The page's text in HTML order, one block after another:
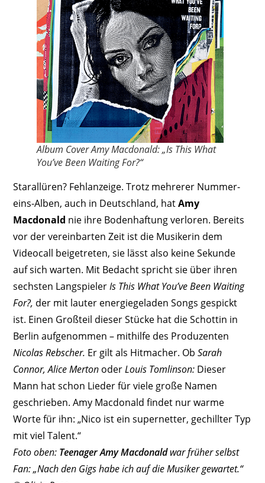
Album Cover Amy Macdonald: „Is This What
You’ve Been Waiting For?“
Starallüren? Fehlanzeige. Trotz mehrerer Nummer-
eins-Alben, auch in Deutschland, hatAmy
Macdonald nie ihre Bodenhaftung verloren. Bereits
vor der vereinbarten Zeit ist die Musikerin dem
Videocall beigetreten, sie lässt also keine Sekunde
auf sich warten. Mit Bedacht spricht sie über ihren
sechsten LangspielerIs This What You’ve Been Waiting
For?, der mit lauter energiegeladen Songs gespickt
ist. Einen Großteil dieser Stücke hat die Schottin in
Berlin aufgenommen – mithilfe des Produzenten
Nicolas Rebscher. Er gilt als Hitmacher. ObSarah
Connor, Alice Merton oderLouis Tomlinson: Dieser
Mann hat schon Lieder für viele große Namen
geschrieben. Amy Macdonald findet nur warme
Worte für ihn: „Nico ist ein supernetter, gechillter Typ
mit viel Talent.“
Foto oben: Teenager Amy Macdonaldwar früher selbst
Fan: „Nach den Gigs habe ich auf die Musiker gewartet.“